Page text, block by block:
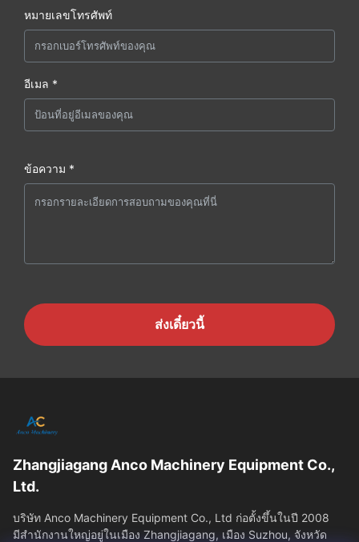
หมายเลขโทรศัพท์
อีเมล *
ข้อความ *
ส่งเดี๋ยวนี้
Zhangjiagang Anco Machinery Equipment Co.,
Ltd.
บริษัท Anco Machinery Equipment Co., Ltd ก่อตั้งขึ้นในปี 2008
มีสํานักงานใหญ่อยู่ในเมือง Zhangjiagang, เมือง Suzhou, จังหวัด